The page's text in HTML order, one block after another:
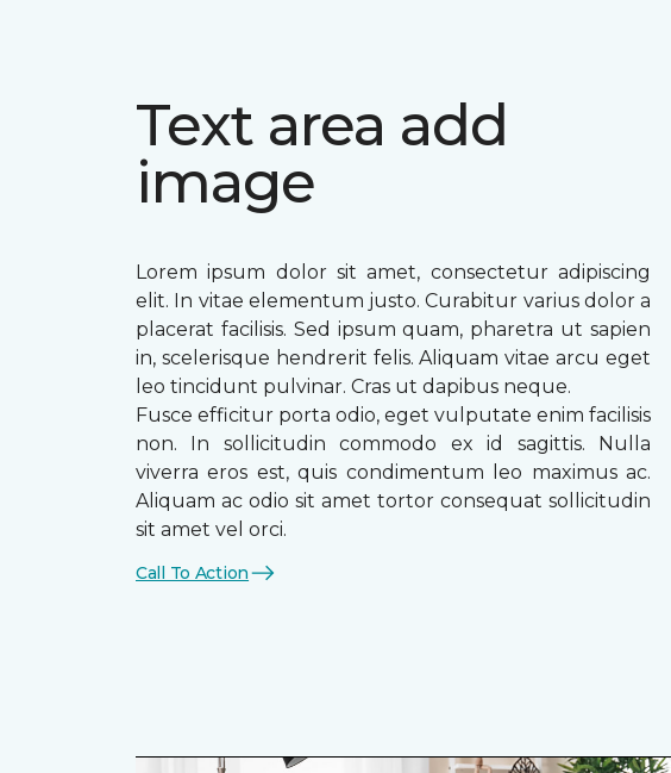
Text area add
image
Lorem ipsum dolor sit amet, consectetur adipiscing
elit. In vitae elementum justo. Curabitur varius dolor a
placerat facilisis. Sed ipsum quam, pharetra ut sapien
in, scelerisque hendrerit felis. Aliquam vitae arcu eget
leo tincidunt pulvinar. Cras ut dapibus neque.
Fusce efficitur porta odio, eget vulputate enim facilisis
non. In sollicitudin commodo ex id sagittis. Nulla
viverra eros est, quis condimentum leo maximus ac.
Aliquam ac odio sit amet tortor consequat sollicitudin
sit amet vel orci.
Call To Action